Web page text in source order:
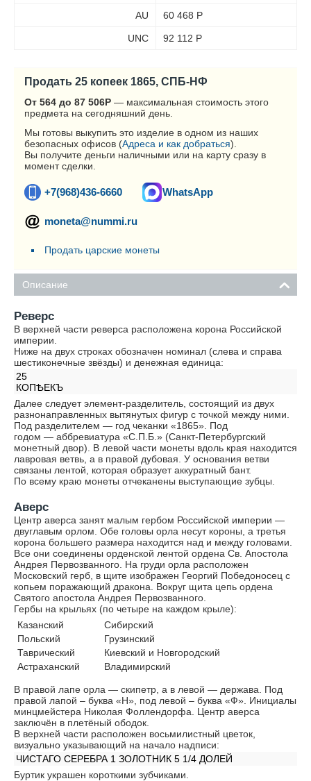
AU 60 468 Р
UNC 92 112 Р
Продать 25 копеек 1865, СПБ-НФ
От 564 до 87 506Р — максимальная стоимость этого
предмета на сегодняшний день.
Мы готовы выкупить это изделие в одном из наших
безопасных офисов (Адреса и как добраться).
Вы получите деньги наличными или на карту сразу в
момент сделки.
+7(968)436-6660 WhatsApp
moneta@nummi.ru
Продать царские монеты
Описание
Реверс
В верхней части реверса расположена корона Российской
империи.
Ниже на двух строках обозначен номинал (слева и справа
шестиконечные звёзды) и денежная единица:
25
КОПѢЕКЪ
Далее следует элемент-разделитель, состоящий из двух
разнонаправленных вытянутых фигур с точкой между ними.
Под разделителем — год чеканки «1865». Под
годом — аббревиатура «С.П.Б.» (Санкт-Петербургский
монетный двор). В левой части монеты вдоль края находится
лавровая ветвь, а в правой дубовая. У основания ветви
связаны лентой, которая образует аккуратный бант.
По всему краю монеты отчеканены выступающие зубцы.
Аверс
Центр аверса занят малым гербом Российской империи —
двуглавым орлом. Обе головы орла несут короны, а третья
корона большего размера находится над и между головами.
Все они соединены орденской лентой ордена Св. Апостола
Андрея Первозванного. На груди орла расположен
Московский герб, в щите изображен Георгий Победоносец с
копьем поражающий дракона. Вокруг щита цепь ордена
Святого апостола Андрея Первозванного.
Гербы на крыльях (по четыре на каждом крыле):
Казанский
Польский
Таврический
Астраханский
Сибирский
Грузинский
Киевский и Новгородский
Владимирский
В правой лапе орла — скипетр, а в левой — держава. Под
правой лапой – буква «Н», под левой – буква «Ф». Инициалы
минцмейстера Николая Фоллендорфа. Центр аверса
заключён в плетёный ободок.
В верхней части расположен восьмилистный цветок,
визуально указывающий на начало надписи:
ЧИСТАГО СЕРЕБРА 1 ЗОЛОТНИК 5 1/4 ДОЛЕЙ
Буртик украшен короткими зубчиками.